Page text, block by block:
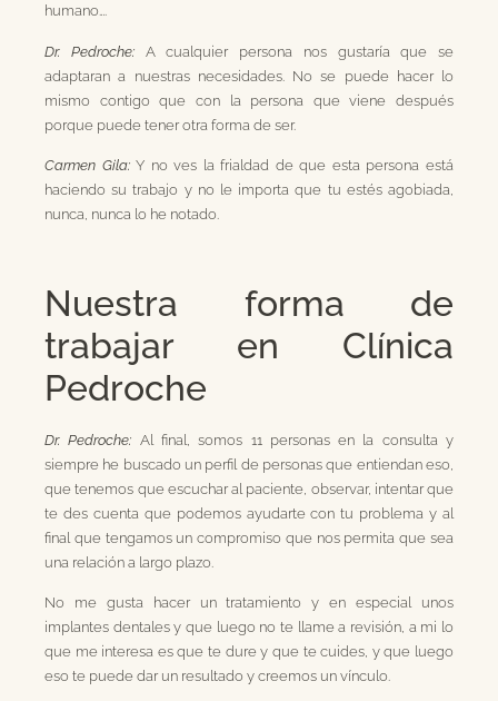
humano….
Dr. Pedroche:A cualquier persona nos gustaría que se
adaptaran a nuestras necesidades. No se puede hacer lo
mismo contigo que con la persona que viene después
porque puede tener otra forma de ser.
Carmen Gila: Y no ves la frialdad de que esta persona está
haciendo su trabajo y no le importa que tu estés agobiada,
nunca, nunca lo he notado.
Nuestra forma de
trabajar en Clínica
Pedroche
Dr. Pedroche: Al final, somos 11 personas en la consulta y
siempre he buscado un perfil de personas que entiendan eso,
que tenemos que escuchar al paciente, observar, intentar que
te des cuenta que podemos ayudarte con tu problema y al
final que tengamos un compromiso que nos permita que sea
una relación a largo plazo.
No me gusta hacer un tratamiento y en especial unos
implantes dentales y que luego no te llame a revisión, a mi lo
que me interesa es que te dure y que te cuides, y que luego
eso te puede dar un resultado y creemos un vínculo.